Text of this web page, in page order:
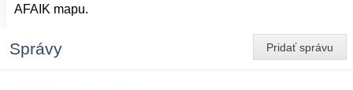
AFAIK mapu.
Pridať správu
Správy